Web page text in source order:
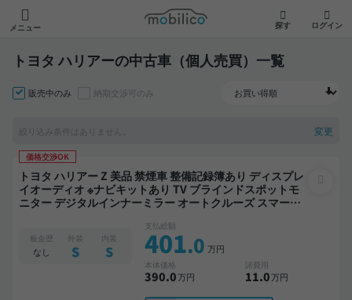
メニュー
モビリコ
探す ログイン
トヨタ ハリアーの中古車（個人売買）一覧
販売中のみ 納期交渉可のみ
絞り込み条件はありません。 変更
価格交渉OK
トヨタ ハリアー Z 美品 禁煙車 整備記録簿あり ディスプレ
イオーディオ ※ナビキットあり TV ブラインドスポットモ
ニター デジタルインナーミラー オートクルーズ スマート
位カメラ ドライブレコーダー フルエアロ 社外マフラー 衝
突軽減
板金歴
なし
外装
S
内装
S
支払総額
401.0 万円
本体価格
390.0万円
諸費用
11.0万円